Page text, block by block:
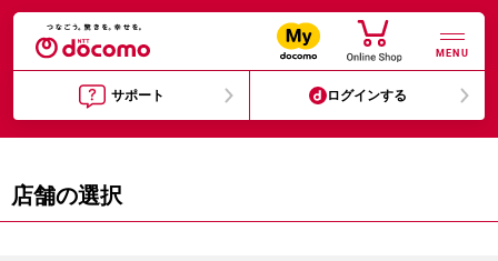
MENU
サポート ログインする
店舗の選択